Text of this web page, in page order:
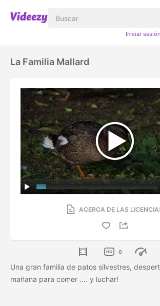
Iniciar sesión
La Familia Mallard
ACERCA DE LAS
0
Una gran familia de patos silvestres,
mañana para comer .... y luchar!